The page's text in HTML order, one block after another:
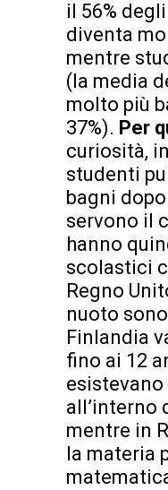
il 56%
diventa
mentre
(la media
molto più
37%). Per
curiosità,
studenti
bagni
servono il
hanno
scolastici
Regno
nuoto
Finlandia
fino ai 12
all’interno
mentre in
la materia